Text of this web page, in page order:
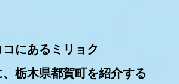
コにあるミリョク
、栃木県都賀町を紹介する